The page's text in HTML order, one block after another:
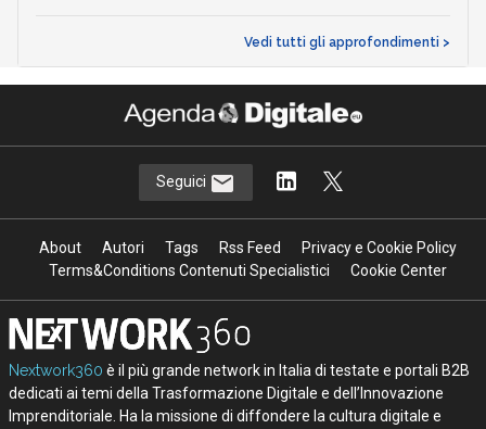
Vedi tutti gli approfondimenti >
Seguici
About Autori Tags Rss Feed
Privacy e Cookie Policy
Terms&Conditions Contenuti Specialistici
Cookie Center
Nextwork360 è il più grande network in Italia di testate e portali B2B
dedicati ai temi della Trasformazione Digitale e dell’Innovazione
Imprenditoriale. Ha la missione di diffondere la cultura digitale e